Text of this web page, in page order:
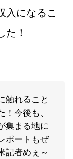
入になるこ
！
触れること
今後も、
集まる地に
ポートもぜ
記者めぇ～